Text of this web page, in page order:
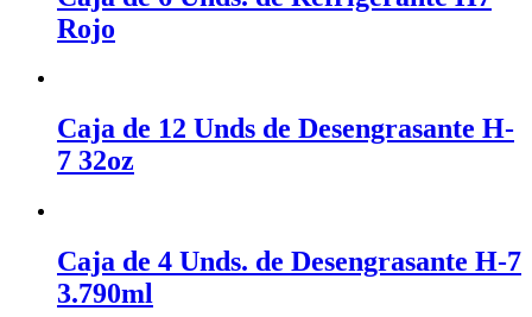
Rojo
Caja de 12 Unds de Desengrasante H-
7 32oz
Caja de 4 Unds. de Desengrasante H-7
3.790ml